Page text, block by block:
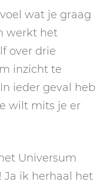
wat je graag
werkt het
over drie
inzicht te
ieder geval heb
wilt mits je er
Universum
ik herhaal het